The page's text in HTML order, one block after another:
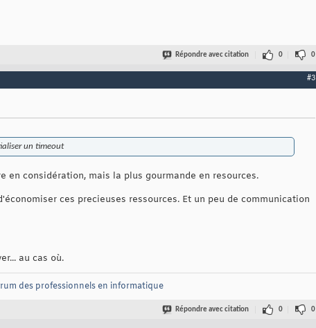
Répondre avec citation 0 0
#3
un timeout
en considération, mais la plus gourmande en resources.
ces precieuses ressources. Et un peu de communication
au cas où.
des professionnels en informatique
Répondre avec citation 0 0